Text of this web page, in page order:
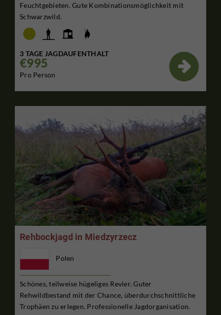
Feuchtgebieten. Gute Kombinationsmöglichkeit mit
Schwarzwild.
3 TAGE JAGDAUFENTHALT
€995
Pro Person

Rehbockjagd in Miedzyrzecz
Polen
Schönes, teilweise hügeliges Revier. Guter
Rehwildbestand mit der Chance, überdurchschnittliche
Trophäen zu erlegen. Professionelle Jagdorganisation.